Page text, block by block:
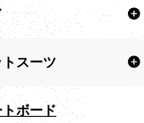
スーツ
ボード